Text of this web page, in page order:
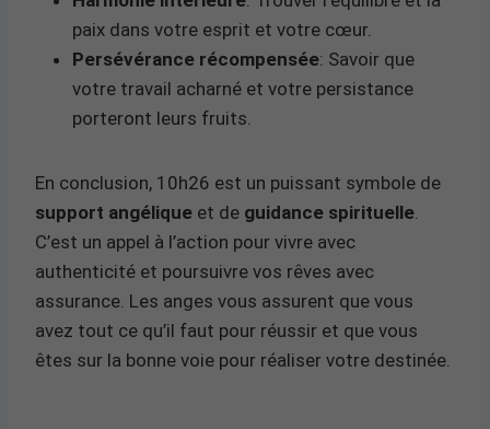
paix dans votre esprit et votre cœur.
Persévérance récompensée: Savoir que
votre travail acharné et votre persistance
porteront leurs fruits.
En conclusion, 10h26 est un puissant symbole de
support angélique et de guidance spirituelle
C’est un appel à l’action pour vivre avec
authenticité et poursuivre vos rêves avec
assurance. Les anges vous assurent que vous
avez tout ce qu’il faut pour réussir et que vous
êtes sur la bonne voie pour réaliser votre destinée.